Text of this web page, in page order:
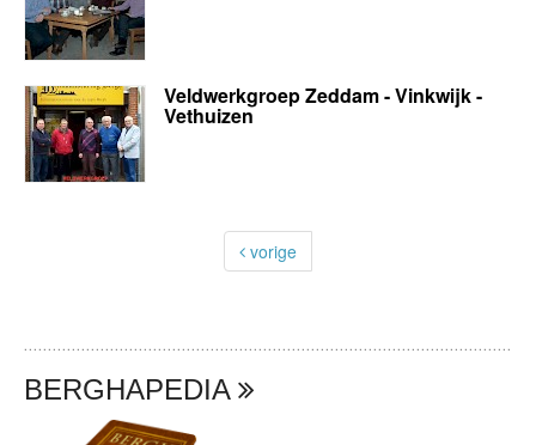
Veldwerkgroep Zeddam - Vinkwijk -
Vethuizen
vorige
BERGHAPEDIA